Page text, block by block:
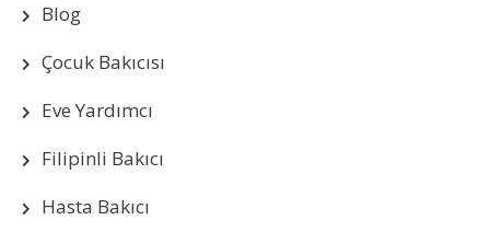
Blog
Çocuk Bakıcısı
Eve Yardımcı
Filipinli Bakıcı
Hasta Bakıcı